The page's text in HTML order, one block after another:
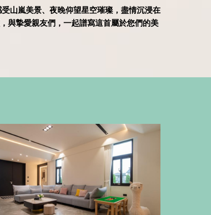
山嵐美景、夜晚仰望星空璀璨，盡情沉浸在
與摯愛親友們，一起譜寫這首屬於您們的美